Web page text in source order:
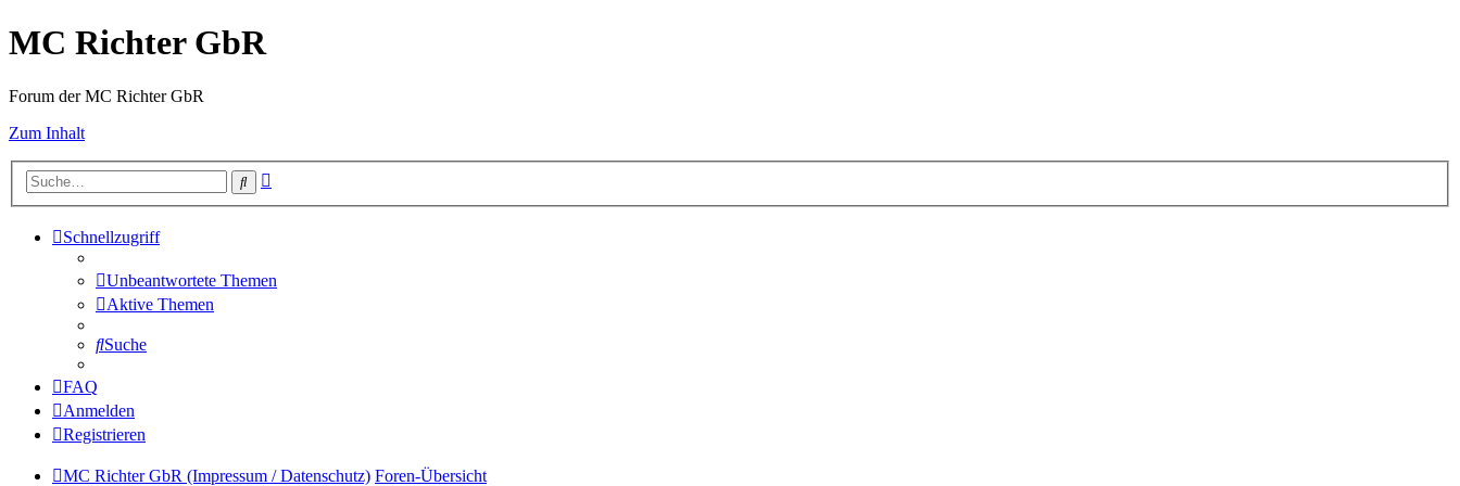
MC Richter GbR
Forum der MC Richter GbR
Zum Inhalt
Suche
Schnellzugriff
Unbeantwortete Themen
Aktive Themen
Suche
FAQ
Anmelden
Registrieren
MC Richter GbR (Impressum / Datenschutz) Foren-Übersicht